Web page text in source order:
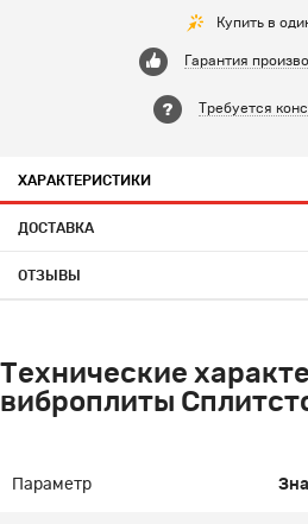
Купить в
Гарантия
Требуется
ХАРАКТЕРИСТИКИ
ДОСТАВКА
ОТЗЫВЫ
Технические
виброплиты
Параметр